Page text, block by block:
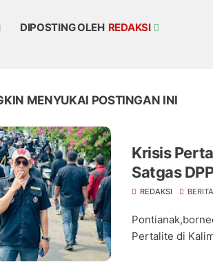
DIPOSTING OLEH REDAKSI
MENYUKAI POSTINGAN INI
Krisis
Satgas
Pertamina
REDAKSI
Pertalite di